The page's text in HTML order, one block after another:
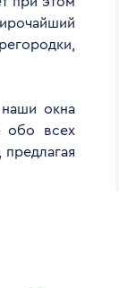
наши окна
обо всех